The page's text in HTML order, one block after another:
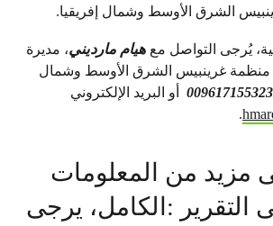
الشرق الأوسط وشمال إفريقيا.
يُرجى التواصل مع هيام مارديني، مديرة
منظمة غرينبيس الشرق الأوسط وشمال
أو البريد الإلكتروني
.
مزيد من المعلومات
التقرير :الكامل، يرجى